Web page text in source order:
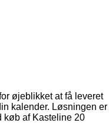
øjeblikket at få leveret
kalender. Løsningen er
køb af Kasteline 20